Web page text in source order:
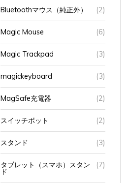
Bluetoothマウス（純正外） (2)
Magic Mouse (6)
Magic Trackpad (3)
magickeyboard (3)
MagSafe充電器 (2)
スイッチボット (2)
スタンド (3)
タブレット（スマホ）スタン
ド
(7)